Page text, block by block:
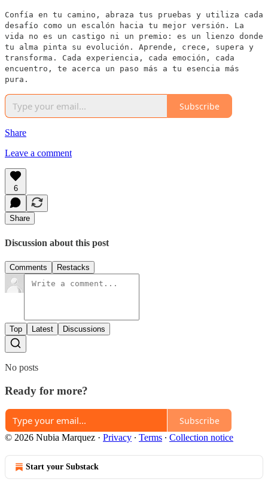
Confía en tu camino, abraza tus pruebas y utiliza cada
desafío como un escalón hacia tu mejor versión. La
vida no es un castigo ni un premio: es un lienzo donde
tu alma pinta su evolución. Aprende, crece, supera y
transforma. Cada experiencia, cada emoción, cada
encuentro, te acerca un paso más a tu esencia más
pura.
Subscribe
Share
Leave a comment
6
Share
Discussion about this post
Comments Restacks
Top Latest Discussions
No posts
Ready for more?
Subscribe
© 2026 Nubia Marquez · Privacy ∙ Terms ∙ Collection notice
Start your Substack